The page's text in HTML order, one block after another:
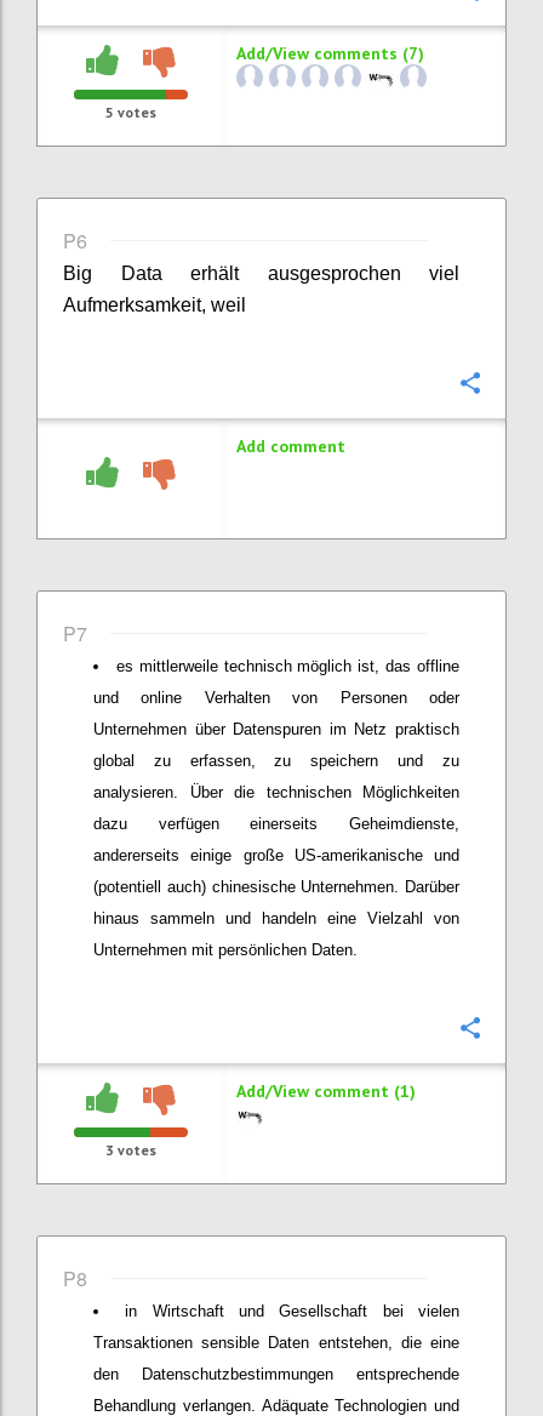
5 votes
Add/View comments (7)
P6
Big Data erhält ausgesprochen viel
Aufmerksamkeit, weil
Add comment
P7
es mittlerweile technisch möglich ist, das offline
und online Verhalten von Personen oder
Unternehmen über Datenspuren im Netz praktisch
global zu erfassen, zu speichern und zu
analysieren. Über die technischen Möglichkeiten
dazu verfügen einerseits Geheimdienste,
andererseits einige große US-amerikanische und
(potentiell auch) chinesische Unternehmen. Darüber
hinaus sammeln und handeln eine Vielzahl von
Unternehmen mit persönlichen Daten.
3 votes
Add/View comment (1)
P8
in Wirtschaft und Gesellschaft bei vielen
Transaktionen sensible Daten entstehen, die eine
den Datenschutzbestimmungen entsprechende
Behandlung verlangen. Adäquate Technologien und